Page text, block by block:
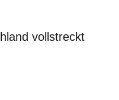
vollstreckt